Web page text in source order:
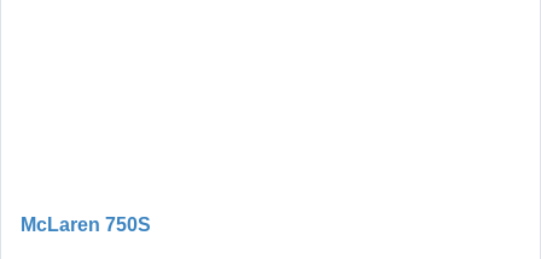
McLaren 750S